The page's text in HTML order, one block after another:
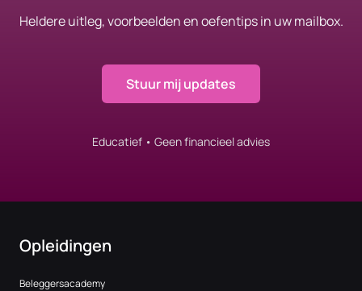
Heldere uitleg, voorbeelden en oefentips in uw mailbox.
Stuur mij updates
Educatief • Geen financieel advies
Opleidingen
Beleggersacademy